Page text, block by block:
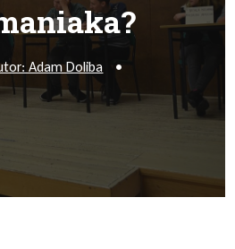
Adam Doliba •
się na FB